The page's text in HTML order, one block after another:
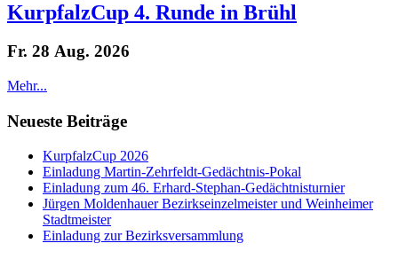
KurpfalzCup 4. Runde in Brühl
Fr. 28 Aug. 2026
Mehr...
Neueste Beiträge
KurpfalzCup 2026
Einladung Martin-Zehrfeldt-Gedächtnis-Pokal
Einladung zum 46. Erhard-Stephan-Gedächtnisturnier
Jürgen Moldenhauer Bezirkseinzelmeister und Weinheimer
Stadtmeister
Einladung zur Bezirksversammlung